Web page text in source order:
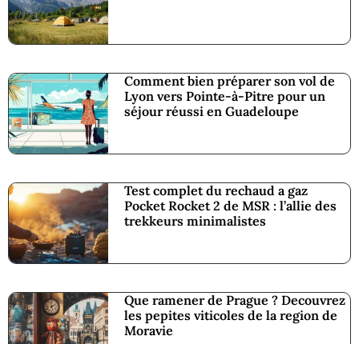
Comment bien préparer son vol de
Lyon vers Pointe-à-Pitre pour un
séjour réussi en Guadeloupe
Test complet du rechaud a gaz
Pocket Rocket 2 de MSR : l’allie des
trekkeurs minimalistes
Que ramener de Prague ? Decouvrez
les pepites viticoles de la region de
Moravie